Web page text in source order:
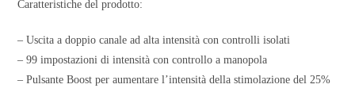
Caratteristiche del prodotto:
– Uscita a doppio canale ad alta intensità con controlli isolati
– 99 impostazioni di intensità con controllo a manopola
– Pulsante Boost per aumentare l’intensità della stimolazione del 25%